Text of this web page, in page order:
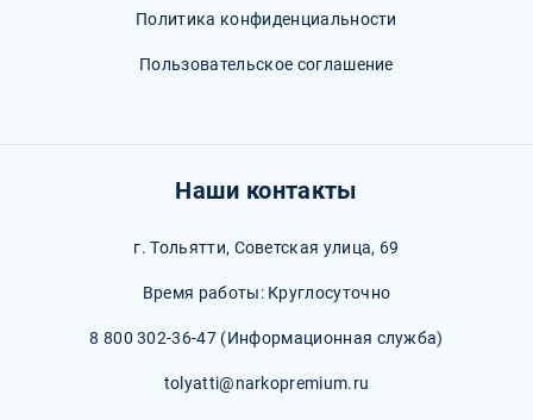
Политика конфиденциальности
Пользовательское соглашение
Наши контакты
г. Тольятти, Советская улица, 69
Время работы: Круглосуточно
8 800 302-36-47 (Информационная служба)
tolyatti@narkopremium.ru